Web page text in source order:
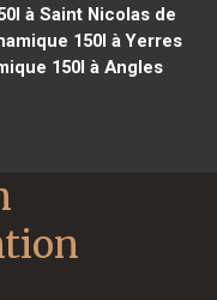
à Saint Nicolas de
150l à Yerres
150l à Angles